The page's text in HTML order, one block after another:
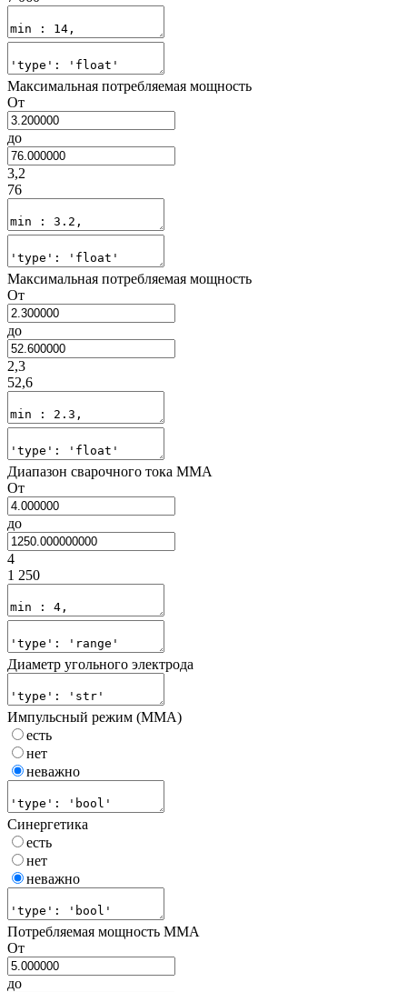
Максимальная потребляемая мощность
От
до
3,2
76
Максимальная потребляемая мощность
От
до
2,3
52,6
Диапазон сварочного тока MMA
От
до
4
1 250
Диаметр угольного электрода
Импульсный режим (ММА)
есть
нет
неважно
Синергетика
есть
нет
неважно
Потребляемая мощность MMA
От
до